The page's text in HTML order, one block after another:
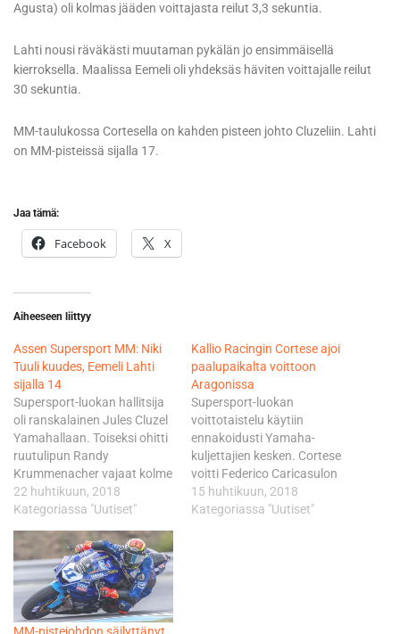
Agusta) oli kolmas jääden voittajasta reilut 3,3 sekuntia.
Lahti nousi räväkästi muutaman pykälän jo ensimmäisellä
kierroksella. Maalissa Eemeli oli yhdeksäs häviten voittajalle reilut
30 sekuntia.
MM-taulukossa Cortesella on kahden pisteen johto Cluzeliin. Lahti
on MM-pisteissä sijalla 17.
Jaa tämä:
Facebook X
Aiheeseen liittyy
Assen Supersport MM: Niki
Tuuli kuudes, Eemeli Lahti
sijalla 14
Supersport-luokan hallitsija
oli ranskalainen Jules Cluzel
Yamahallaan. Toiseksi ohitti
ruutulipun Randy
Krummenacher vajaat kolme
kymmenystä hävinneenä.
Italian Raffaele de Rosa MV
Agusta F3 675 –pyörällään
ajoi kolmanneksi niukasti
hävinneenä. Kolmossijasta
kamppaili tiukasti Lucas
Mahias, mutta eroa jäi de
Rosaan 24
22 huhtikuun, 2018
Kategoriassa "Uutiset"
Kallio Racingin Cortese ajoi
paalupaikalta voittoon
Aragonissa
Supersport-luokan
voittotaistelu käytiin
ennakoidusti Yamaha-
kuljettajien kesken. Cortese
voitti Federico Caricasulon
vajaalla puolella toista
sekunnilla. Jules Cluzel oli
15 huhtikuun, 2018
Kategoriassa "Uutiset"
MM-pistejohdon säilyttänyt